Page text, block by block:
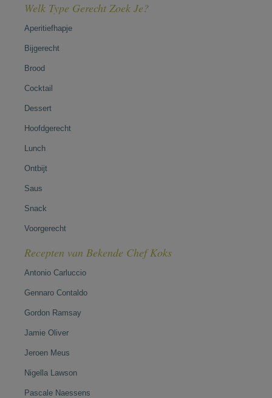
Welk Type Gerecht Zoek Je?
Aperitiefhapje
Bijgerecht
Brood
Cocktail
Dessert
Hoofdgerecht
Lunch
Ontbijt
Saus
Snack
Voorgerecht
Recepten van Bekende Chef Koks
Antonio Carluccio
Gennaro Contaldo
Gordon Ramsay
Jamie Oliver
Jeroen Meus
Nigella Lawson
Pascale Naessens